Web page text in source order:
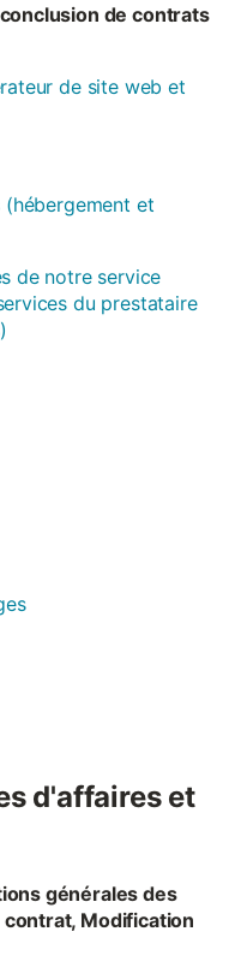
de contrats
de site web et
et
de notre service
du prestataire
d'affaires et
générales des
Modification